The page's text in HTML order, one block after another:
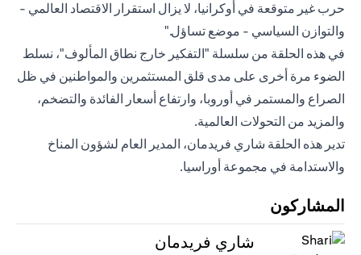
حرب غير متوقعة في أوكرانيا، لا يزال استقرار الاقتصاد العالمي -
والتوازن السياسي - موضع تساؤل."
في هذه الحلقة من سلسلة "التفكير خارج نطاق المألوف"، نسلط
الضوء مرة أخرى على مدى قلق المستثمرين والمواطنين في ظل
الصراع والمستمر في أوروبا، وارتفاع أسعار الفائدة والتضخم،
والمزيد من التحولات العالمية.
تدير هذه الحلقة شاري فريدمان، المدير العام لشؤون المناخ
والاستدامة في مجموعة أوراسيا.
المشاركون
شاري فريدمان